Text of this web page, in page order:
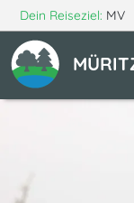
Dein Reiseziel: MV